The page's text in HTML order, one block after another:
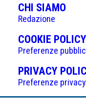
CHI SIAMO
Redazione
COOKIE POLICY
Preferenze
PRIVACY
Preferenze privacy